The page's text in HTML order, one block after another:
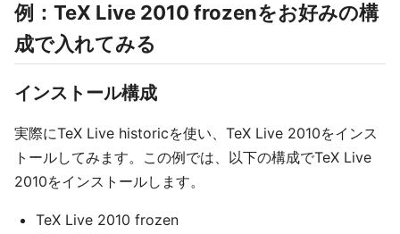
例：TeX Live 2010 frozenをお好みの構
成で入れてみる
インストール構成
実際にTeX Live historicを使い、TeX Live 2010をインス
トールしてみます。この例では、以下の構成でTeX Live
2010をインストールします。
TeX Live 2010 frozen